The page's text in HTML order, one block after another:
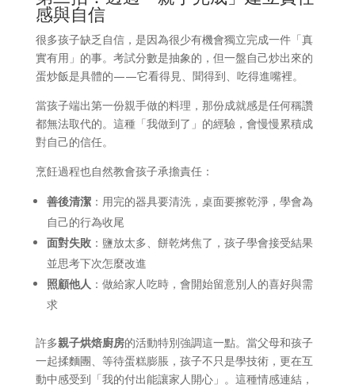
感與自信
很多孩子缺乏自信，是因為很少有機會獨立完成一件「真
實有用」的事。考試分數是抽象的，但一盤自己炒出來的
蛋炒飯是具體的——它看得見、聞得到、吃得進嘴裡。
當孩子端出第一份親手做的料理，那份成就感是任何稱讚
都無法取代的。這種「我做到了」的經驗，會慢慢累積成
對自己的信任。
烹飪過程也自然教會孩子承擔責任：
善後清潔：用完的器具要清洗，桌面要擦乾淨，學會為
自己的行為收尾
面對失敗：鹽放太多、餅乾烤焦了，孩子學會接受結果
並思考下次怎麼改進
照顧他人 ：做給家人吃時，會開始留意別人的喜好與需
求
許多親子烘焙廚房的活動特別強調這一點。當父母和孩子
一起揉麵團、等待蛋糕膨脹，孩子不只是學技術，更在互
動中感受到「我的付出能讓家人開心」。這種情感連結，